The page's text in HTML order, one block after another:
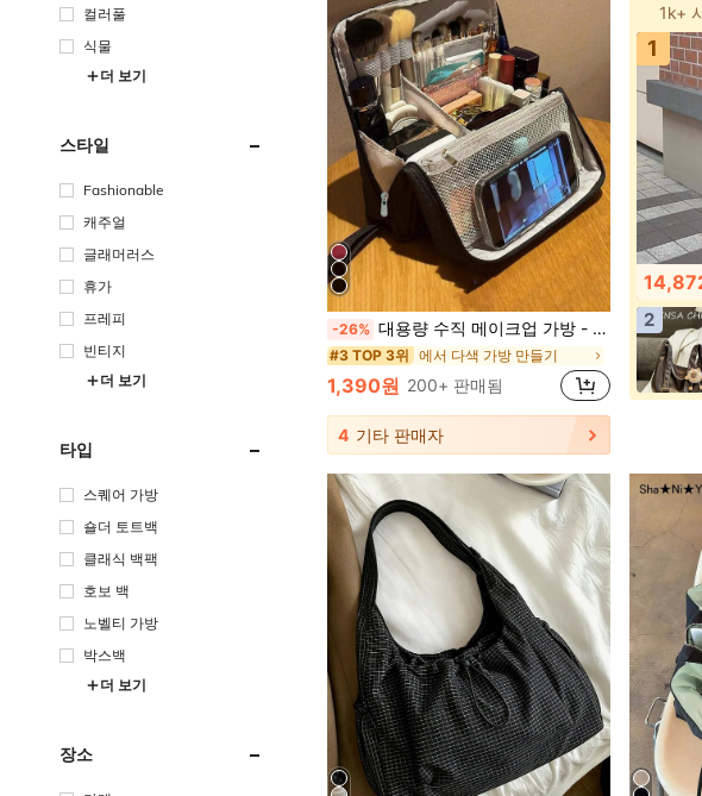
컬러풀
식물
더 보기
스타일
Fashionable
캐주얼
글래머러스
휴가
프레피
빈티지
더 보기
타입
스퀘어 가방
숄더 토트백
클래식 백팩
호보 백
노벨티 가방
박스백
더 보기
장소
-26% 대용량 수직 메이크업 가방 - 다중 구획 여행용 메이크업 정리함, 메이크업 가방, 여성용 가방, 휴대용, 경량, 내구성, 스타일리시
#3 TOP 3위 에서 다색 가방 만들기
1,390원 200+ 판매됨
4 기타 판매자
1k+
1
2